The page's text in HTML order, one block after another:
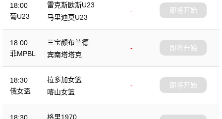
18:00
葡U23
雷克斯欧斯U23
-
马里迪莫U23
即将开始
18:00
菲MPBL
三宝颜布兰德
-
宾南塔塔克
即将开始
18:30
俄女盃
拉多加女篮
-
喀山女篮
即将开始
格里1970